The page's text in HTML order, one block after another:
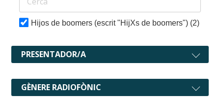
Hijos de boomers (escrit "HijXs de boomers") (2)
PRESENTADOR/A
GÈNERE RADIOFÒNIC